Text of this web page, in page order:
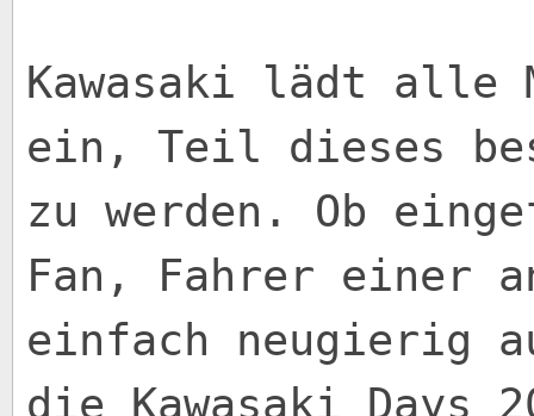
Kawasaki lädt alle
ein, Teil dieses
zu werden. Ob
Fan, Fahrer einer
einfach neugierig
die Kawasaki Days